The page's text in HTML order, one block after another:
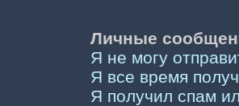
Личные
Я не могу
Я все время
Я получил спам